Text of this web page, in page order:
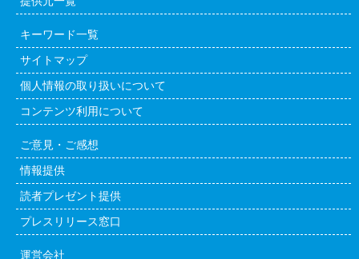
キーワード一覧
サイトマップ
個人情報の取り扱いについて
コンテンツ利用について
ご意見・ご感想
情報提供
読者プレゼント提供
プレスリリース窓口
運営会社